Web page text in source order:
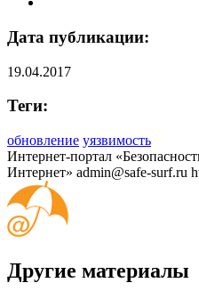
Дата публикации:
19.04.2017
Теги:
обновление уязвимость
Интернет-портал
Интернет» admin@safe-surf.ru
Другие материалы